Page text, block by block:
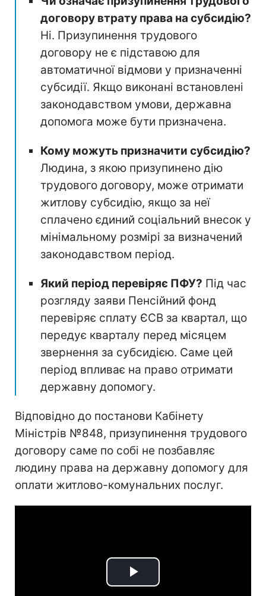
договору втрату права на субсидію?
Ні. Призупинення трудового
договору не є підставою для
автоматичної відмови у призначенні
субсидії. Якщо виконані встановлені
законодавством умови, державна
допомога може бути призначена.
Кому можуть призначити субсидію?
Людина, з якою призупинено дію
трудового договору, може отримати
житлову субсидію, якщо за неї
сплачено єдиний соціальний внесок у
мінімальному розмірі за визначений
законодавством період.
Який період перевіряє ПФУ? Під час
розгляду заяви Пенсійний фонд
перевіряє сплату ЄСВ за квартал, що
передує кварталу перед місяцем
звернення за субсидією. Саме цей
період впливає на право отримати
державну допомогу.
Відповідно до постанови Кабінету
Міністрів №848, призупинення трудового
договору саме по собі не позбавляє
людину права на державну допомогу для
оплати житлово-комунальних послуг.
Play